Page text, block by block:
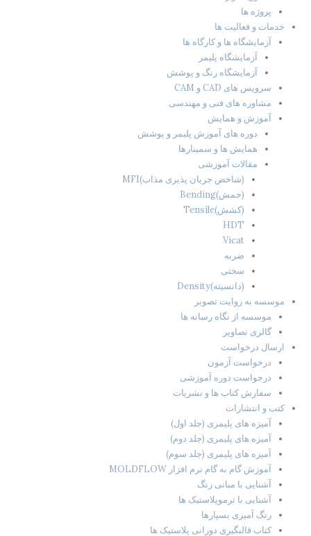
پروژه ها
خدمات و فعالیت ها
آزمایشگاه ها و کارگاه ها
آزمایشگاه پلیمر
آزمایشگاه رنگ و پوشش
سرویس های CAD و CAM
مشاوره های فنی و مهندسی
آموزش و همایش
دوره های آموزش پلیمر و پوشش
همایش ها و سمینارها
مقالات آموزشی
(شاخص جریان پذیری مذاب)MFI
(خمش)Bending
(کشش)Tensile
HDT
Vicat
ضربه
سختی
(دانسیته)Density
موسسه به روایت تصویر
موسسه از نگاه رسانه ها
گالری تصاویر
ارسال درخواست
درخواست آزمون
درخواست دوره آموزشی
سفارش کتاب ها و نشریات
کتب و انتشارات
آمیزه های پلیمری (جلد اول)
آمیزه های پلیمری (جلد دوم)
آمیزه های پلیمری (جلد سوم)
آموزش گام به گام نرم افزار MOLDFLOW
آشنایی با مبانی رنگ
آشنایی با ترموپلاستیک ها
رنگ آمیزی بسپارها
کتاب قالبگیری دورانی پلاستیک ها